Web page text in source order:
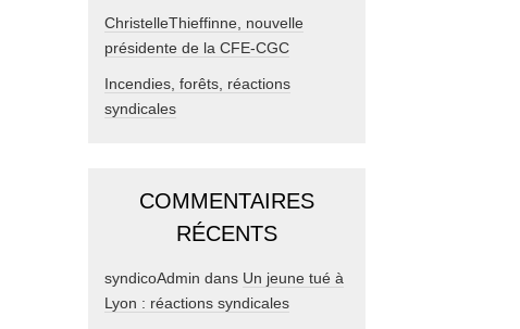
ChristelleThieffinne, nouvelle
présidente de la CFE-CGC
Incendies, forêts, réactions
syndicales
COMMENTAIRES
RÉCENTS
syndicoAdmin dans Un jeune tué à
Lyon : réactions syndicales